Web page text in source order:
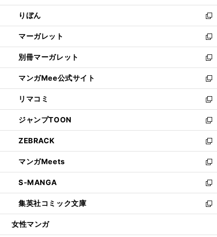
開
く
ウ
で
開
く
ン
ド
ウ
で
開
く
ウ
ィ
ン
ド
ウ
で
開
く
りぼん
新
し
い
ウ
ィ
ン
ド
ウ
で
開
く
マーガレット
新
し
い
ウ
ィ
ン
ド
ウ
で
開
く
別冊マーガレット
新
し
い
ウ
ィ
ン
ド
ウ
で
開
く
マンガMee公式サイト
新
し
い
ウ
ィ
ン
ド
ウ
で
開
く
リマコミ
新
し
い
ウ
ィ
ン
ド
ウ
で
開
く
ジャンプTOON
新
し
い
ウ
ィ
ン
ド
ウ
で
開
ZEBRACK
新
し
い
ウ
ィ
ン
ド
ウ
開
マンガMeets
新
し
い
ウ
ィ
ン
ウ
S-MANGA
新
し
い
ウ
集英社コミック文庫
新
し
女性マンガ